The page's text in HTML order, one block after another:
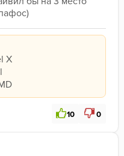
X
10 0